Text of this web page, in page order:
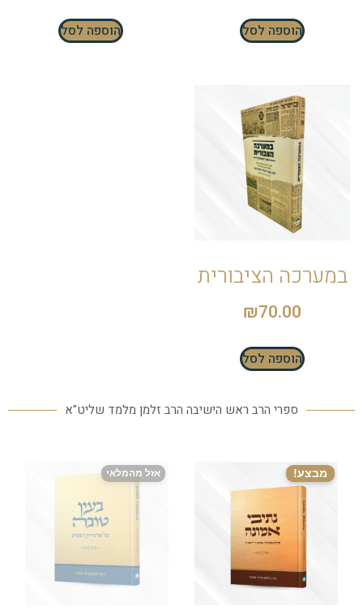
הוספה לסל הוספה לסל
במערכה הציבורית
₪70.00
הוספה לסל
ספרי הרב ראש הישיבה הרב זלמן מלמד שליט"א
מבצע! אזל מהמלאי